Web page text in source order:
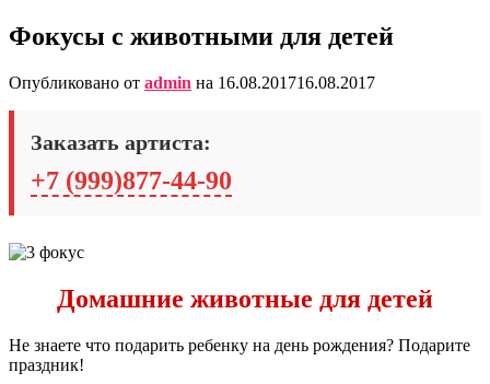
Фокусы с животными для детей
Опубликовано от admin на 16.08.201716.08.2017
Заказать артиста:
+7 (999)877-44-90
Домашние животные для детей
Не знаете что подарить ребенку на день рождения? Подарите
праздник!